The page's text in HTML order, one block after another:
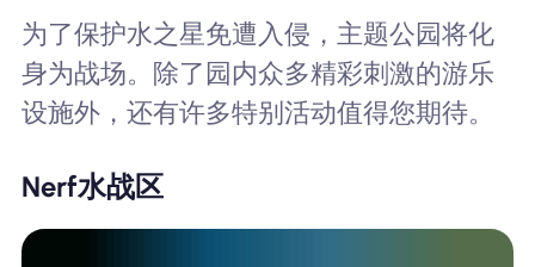
为了保护水之星免遭入侵，主题公园将化
身为战场。除了园内众多精彩刺激的游乐
设施外，还有许多特别活动值得您期待。
Nerf水战区